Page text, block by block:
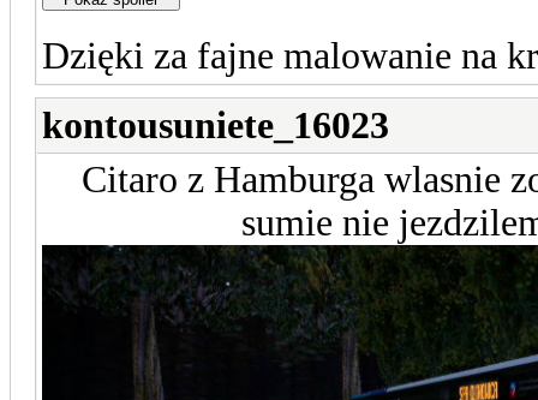
Dzięki za fajne malowanie na
kontousuniete_16023
Citaro z Hamburga wlasnie
sumie nie